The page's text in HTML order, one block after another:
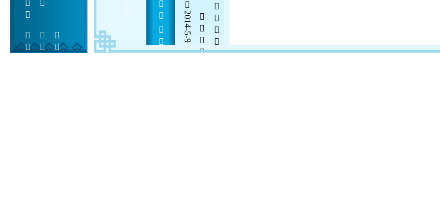
  
2014-5-9